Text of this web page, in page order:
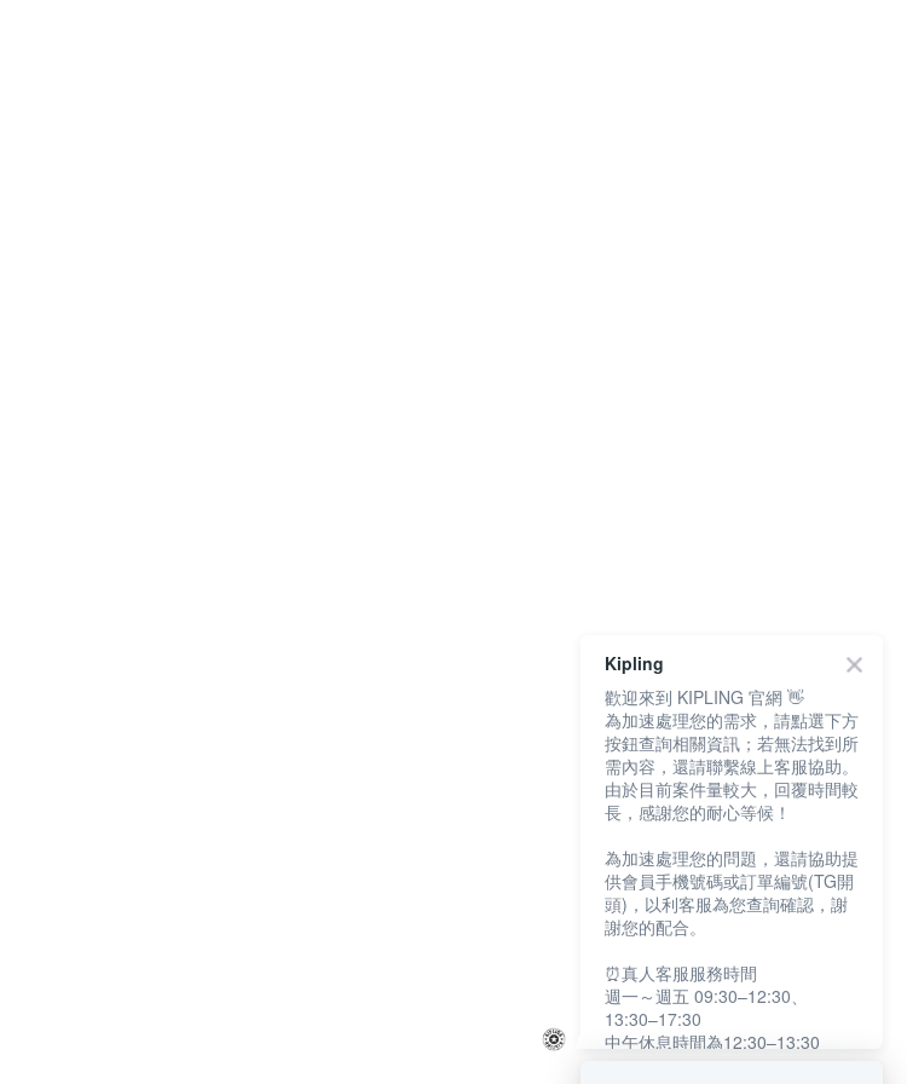
Kipling
歡迎來到 KIPLING 官網 👋
為加速處理您的需求，請點選下方
按鈕查詢相關資訊；若無法找到所
需內容，還請聯繫線上客服協助。
由於目前案件量較大，回覆時間較
長，感謝您的耐心等候！
為加速處理您的問題，還請協助提
供會員手機號碼或訂單編號(TG開
頭)，以利客服為您查詢確認，謝
謝您的配合。
⏰真人客服服務時間
週一～週五 09:30–12:30、
13:30–17:30
中午休息時間為12:30–13:30